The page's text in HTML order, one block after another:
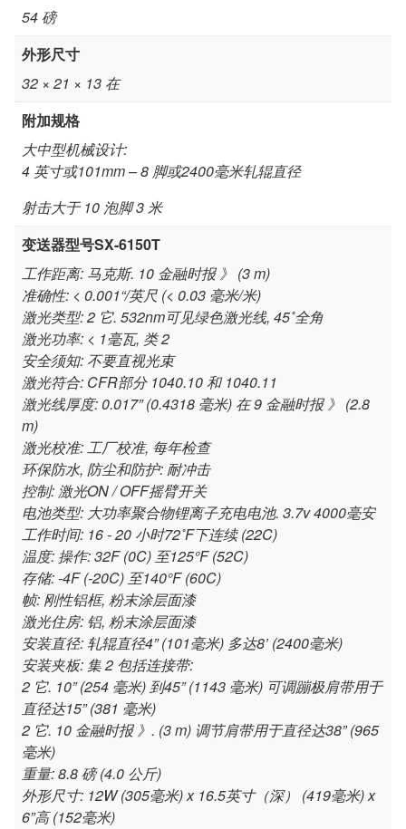
54 磅
外形尺寸
32 × 21 × 13 在
附加规格
大中型机械设计:
4 英寸或101mm – 8 脚或2400毫米轧辊直径
射击大于 10 泡脚 3 米
变送器型号SX-6150T
工作距离: 马克斯. 10 金融时报 》 (3 m)
准确性: < 0.001“/英尺 (< 0.03 毫米/米)
激光类型: 2 它. 532nm可见绿色激光线, 45˚全角
激光功率: < 1毫瓦, 类 2
安全须知: 不要直视光束
激光符合: CFR部分 1040.10 和 1040.11
激光线厚度: 0.017” (0.4318 毫米) 在 9 金融时报 》 (2.8
m)
激光校准: 工厂校准, 每年检查
环保防水, 防尘和防护: 耐冲击
控制: 激光ON / OFF摇臂开关
电池类型: 大功率聚合物锂离子充电电池. 3.7v 4000毫安
工作时间: 16 - 20 小时72˚F下连续 (22C)
温度: 操作: 32F (0C) 至125°F (52C)
存储: -4F (-20C) 至140°F (60C)
帧: 刚性铝框, 粉末涂层面漆
激光住房: 铝, 粉末涂层面漆
安装直径: 轧辊直径4” (101毫米) 多达8’ (2400毫米)
安装夹板: 集 2 包括连接带:
2 它. 10” (254 毫米) 到45” (1143 毫米) 可调蹦极肩带用于
直径达15” (381 毫米)
2 它. 10 金融时报 》. (3 m) 调节肩带用于直径达38” (965
毫米)
重量: 8.8 磅 (4.0 公斤)
外形尺寸: 12W (305毫米) x 16.5英寸（深） (419毫米) x
6”高 (152毫米)